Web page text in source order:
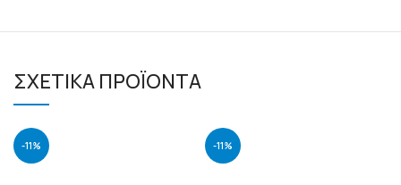
ΣΧΕΤΙΚΆ ΠΡΟΪΌΝΤΑ
-11% -11%